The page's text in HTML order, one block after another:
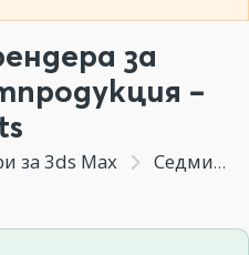
за
–
за 3ds Max Седмица 2 - Настройки на рендера & Render Elements